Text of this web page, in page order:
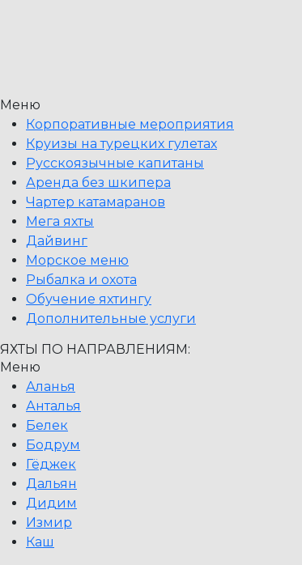
Меню
Корпоративные мероприятия
Круизы на турецких гулетах
Русскоязычные капитаны
Аренда без шкипера
Чартер катамаранов
Мега яхты
Дайвинг
Морское меню
Рыбалка и охота
Обучение яхтингу
Дополнительные услуги
ЯХТЫ ПО НАПРАВЛЕНИЯМ:
Меню
Аланья
Анталья
Белек
Бодрум
Гёджек
Дальян
Дидим
Измир
Каш